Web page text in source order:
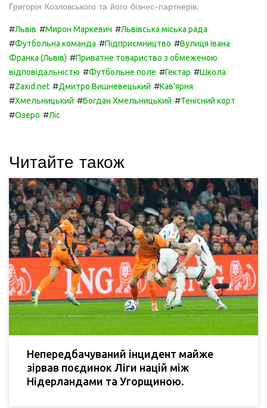
Григорія Козловського та його бізнес-партнерів.
#Львів #Мирон Маркевич #Львівська міська рада
#Футбольна команда #Підприємництво #Вулиця Івана
Франка (Львів) #Приватне товариство з обмеженою
відповідальністю #Футбольне поле #Гектар #Школа
#Zaxid.net #Дмитро Вишневецький #Кав'ярня
#Хмельницький #Богдан Хмельницький #Тенісний корт
#Озеро #Ліс
Читайте також
Непередбачуваний інцидент майже
зірвав поєдинок Ліги націй між
Нідерландами та Угорщиною.